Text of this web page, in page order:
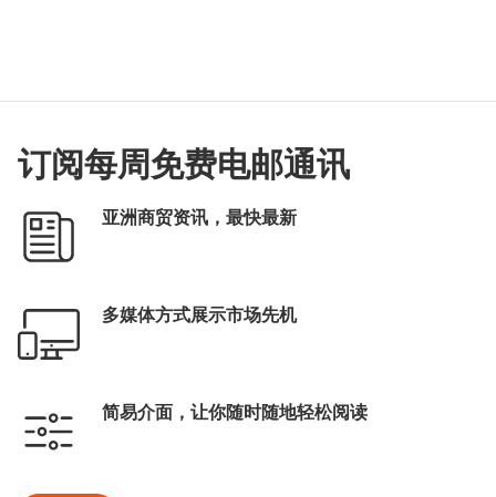
订阅每周免费电邮通讯
亚洲商贸资讯，最快最新
多媒体方式展示市场先机
简易介面，让你随时随地轻松阅读